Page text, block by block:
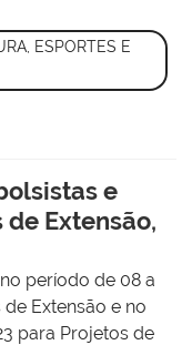
ESPORTES E
e
Extensão,
período de 08 a
Extensão e no
para Projetos de